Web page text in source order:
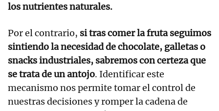
los nutrientes naturales.
Por el contrario, si tras comer la fruta seguimos
sintiendo la necesidad de chocolate, galletas o
snacks industriales, sabremos con certeza que
se trata de un antojo. Identificar este
mecanismo nos permite tomar el control de
nuestras decisiones y romper la cadena de